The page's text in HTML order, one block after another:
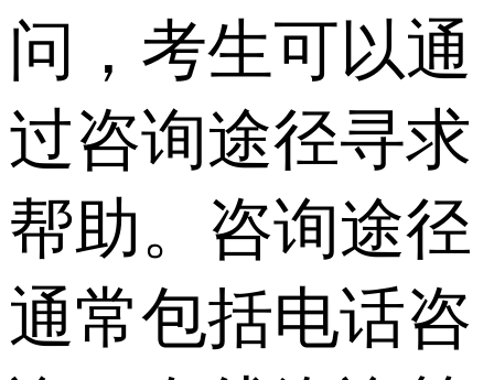
问，考生可以通
过咨询途径寻求
帮助。咨询途径
通常包括电话咨